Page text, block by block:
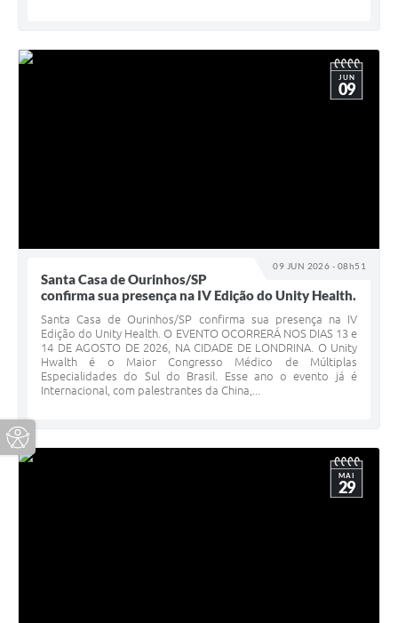
09 JUN 2026 - 08h51
JUN
09
Santa Casa de Ourinhos/SP
confirma sua presença na IV Edição do Unity Health.
Santa Casa de Ourinhos/SP confirma sua presença na IV
Edição do Unity Health. O EVENTO OCORRERÁ NOS DIAS 13 e
14 DE AGOSTO DE 2026, NA CIDADE DE LONDRINA. O Unity
Hwalth é o Maior Congresso Médico de Múltiplas
Especialidades do Sul do Brasil. Esse ano o evento já é
Internacional, com palestrantes da China,...
MAI
29